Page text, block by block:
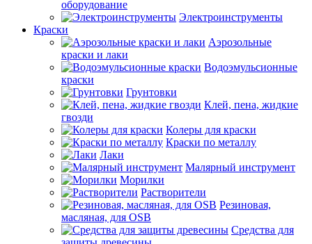
оборудование
Электроинструменты
Краски
Аэрозольные
краски и лаки
Водоэмульсионные
краски
Грунтовки
Клей, пена, жидкие
гвозди
Колеры для краски
Краски по металлу
Лаки
Малярный инструмент
Морилки
Растворители
Резиновая,
масляная, для OSB
Средства для